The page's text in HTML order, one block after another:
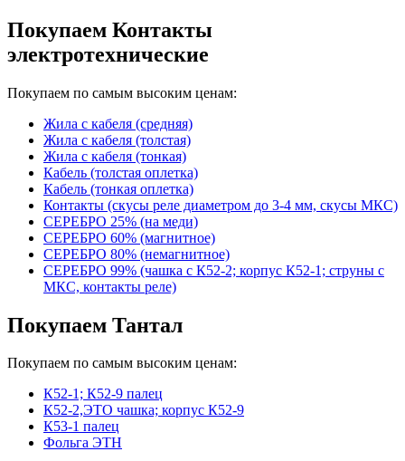
Покупаем Контакты
электротехнические
Покупаем по самым высоким ценам:
Жила с кабеля (средняя)
Жила с кабеля (толстая)
Жила с кабеля (тонкая)
Кабель (толстая оплетка)
Кабель (тонкая оплетка)
Контакты (скусы реле диаметром до 3-4 мм, скусы МКС)
СЕРЕБРО 25% (на меди)
СЕРЕБРО 60% (магнитное)
СЕРЕБРО 80% (немагнитное)
СЕРЕБРО 99% (чашка с К52-2; корпус К52-1; струны с
МКС, контакты реле)
Покупаем Тантал
Покупаем по самым высоким ценам:
К52-1; К52-9 палец
К52-2,ЭТО чашка; корпус К52-9
К53-1 палец
Фольга ЭТН